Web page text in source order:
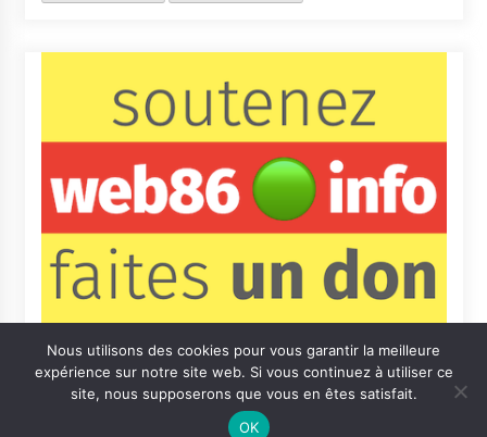
Qui sommes-nous ? Informations légales
Nous utilisons des cookies pour vous garantir la meilleure
expérience sur notre site web. Si vous continuez à utiliser ce
site, nous supposerons que vous en êtes satisfait.
OK